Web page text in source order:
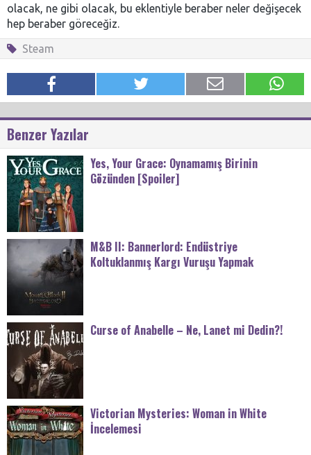
olacak, ne gibi olacak, bu eklentiyle beraber neler değişecek
hep beraber göreceğiz.
Steam
Benzer Yazılar
Yes, Your Grace: Oynamamış Birinin
Gözünden [Spoiler]
M&B II: Bannerlord: Endüstriye
Koltuklanmış Kargı Vuruşu Yapmak
Curse of Anabelle – Ne, Lanet mi Dedin?!
Victorian Mysteries: Woman in White
İncelemesi